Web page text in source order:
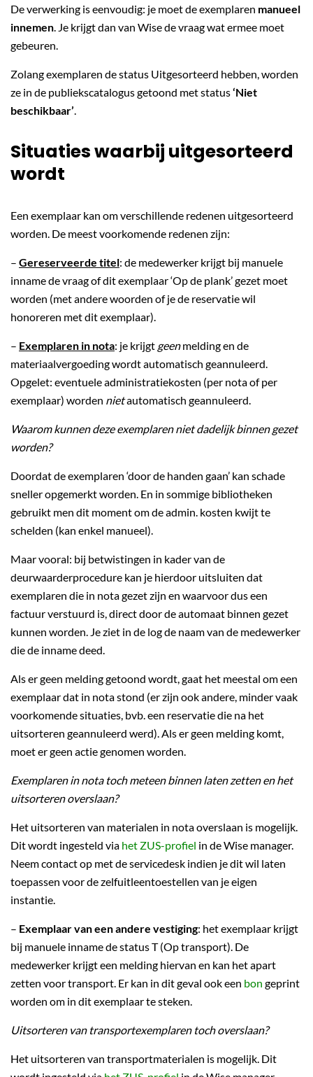
De verwerking is eenvoudig: je moet de exemplaren manueel
innemen. Je krijgt dan van Wise de vraag wat ermee moet
gebeuren.
Zolang exemplaren de status Uitgesorteerd hebben, worden
ze in de publiekscatalogus getoond met status‘Niet
beschikbaar’.
Situaties waarbij uitgesorteerd
wordt
Een exemplaar kan om verschillende redenen uitgesorteerd
worden. De meest voorkomende redenen zijn:
– Gereserveerde titel: de medewerker krijgt bij manuele
inname de vraag of dit exemplaar ‘Op de plank’ gezet moet
worden (met andere woorden of je de reservatie wil
honoreren met dit exemplaar).
– Exemplaren in nota: je krijgt geenmelding en de
materiaalvergoeding wordt automatisch geannuleerd.
Opgelet: eventuele administratiekosten (per nota of per
exemplaar) worden nietautomatisch geannuleerd.
Waarom kunnen deze exemplaren niet dadelijk binnen gezet
worden?
Doordat de exemplaren ‘door de handen gaan’ kan schade
sneller opgemerkt worden. En in sommige bibliotheken
gebruikt men dit moment om de admin. kosten kwijt te
schelden (kan enkel manueel).
Maar vooral: bij betwistingen in kader van de
deurwaarderprocedure kan je hierdoor uitsluiten dat
exemplaren die in nota gezet zijn en waarvoor dus een
factuur verstuurd is, direct door de automaat binnen gezet
kunnen worden. Je ziet in de log de naam van de medewerker
die de inname deed.
Als er geen melding getoond wordt, gaat het meestal om een
exemplaar dat in nota stond (er zijn ook andere, minder vaak
voorkomende situaties, bvb. een reservatie die na het
uitsorteren geannuleerd werd). Als er geen melding komt,
moet er geen actie genomen worden.
Exemplaren in nota toch meteen binnen laten zetten en het
uitsorteren overslaan?
Het uitsorteren van materialen in nota overslaan is mogelijk.
Dit wordt ingesteld via het ZUS-profiel in de Wise manager.
Neem contact op met de servicedesk indien je dit wil laten
toepassen voor de zelfuitleentoestellen van je eigen
instantie.
– Exemplaar van een andere vestiging: het exemplaar krijgt
bij manuele inname de status T (Op transport). De
medewerker krijgt een melding hiervan en kan het apart
zetten voor transport. Er kan in dit geval ook een bon geprint
worden om in dit exemplaar te steken.
Uitsorteren van transportexemplaren toch overslaan?
Het uitsorteren van transportmaterialen is mogelijk. Dit